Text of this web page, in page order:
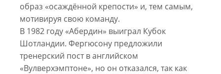
образ «осаждённой крепости» и, тем самым,
мотивируя свою команду.
В 1982 году «Абердин» выиграл Кубок
Шотландии. Фергюсону предложили
тренерский пост в английском
«Вулверхэмптоне», но он отказался, так как